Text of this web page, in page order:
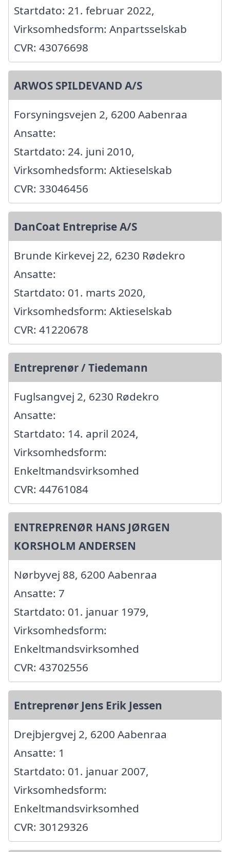
Startdato: 21. februar 2022,
Virksomhedsform: Anpartsselskab
CVR: 43076698
ARWOS SPILDEVAND A/S
Forsyningsvejen 2, 6200 Aabenraa
Ansatte:
Startdato: 24. juni 2010,
Virksomhedsform: Aktieselskab
CVR: 33046456
DanCoat Entreprise A/S
Brunde Kirkevej 22, 6230 Rødekro
Ansatte:
Startdato: 01. marts 2020,
Virksomhedsform: Aktieselskab
CVR: 41220678
Entreprenør / Tiedemann
Fuglsangvej 2, 6230 Rødekro
Ansatte:
Startdato: 14. april 2024,
Virksomhedsform:
Enkeltmandsvirksomhed
CVR: 44761084
ENTREPRENØR HANS JØRGEN
KORSHOLM ANDERSEN
Nørbyvej 88, 6200 Aabenraa
Ansatte: 7
Startdato: 01. januar 1979,
Virksomhedsform:
Enkeltmandsvirksomhed
CVR: 43702556
Entreprenør Jens Erik Jessen
Drejbjergvej 2, 6200 Aabenraa
Ansatte: 1
Startdato: 01. januar 2007,
Virksomhedsform:
Enkeltmandsvirksomhed
CVR: 30129326